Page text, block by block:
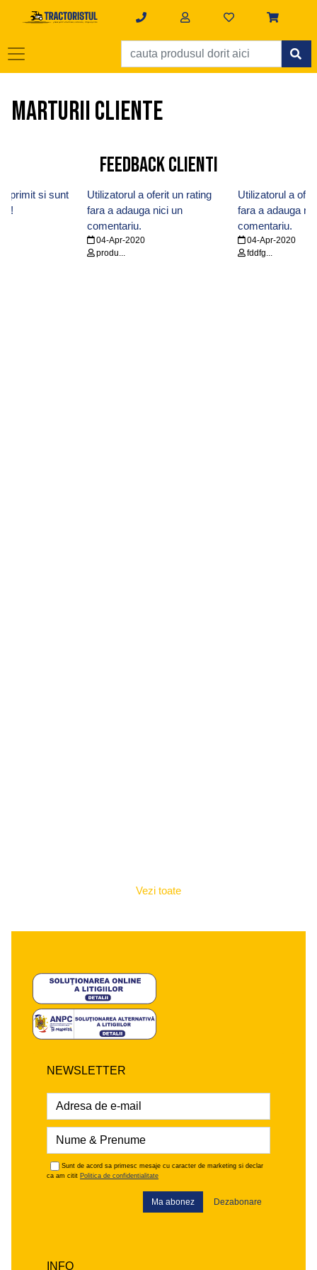
Marturii cliente
Feedback clienti
primit si sunt
Utilizatorul a oferit un rating
fara a adauga nici un
comentariu.
04-Apr-2020
produ...
Utilizatorul a
fara a adauga
comentariu.
04-Apr-2020
fddfg...
Vezi toate
NEWSLETTER
Sunt de acord sa primesc mesaje cu caracter de marketing si declar
ca am citit Politica de confidentialitate
Ma abonez Dezabonare
INFO